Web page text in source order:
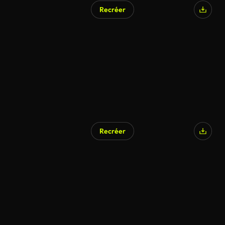
Recréer
Recréer